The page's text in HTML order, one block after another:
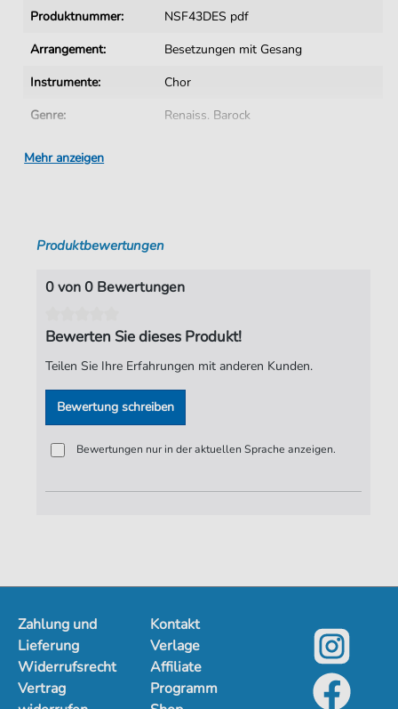
Produktnummer:
NSF43DES pdf
Arrangement:
Besetzungen mit Gesang
Instrumente:
Chor
Genre:
Renaiss. Barock
Ära:
Tonart:
Autoren:
Franck
Verlag:
Notensatz S. Fischer
Mehr anzeigen
Produktbewertungen
0 von 0 Bewertungen
Bewerten Sie dieses Produkt!
Teilen Sie Ihre Erfahrungen mit anderen Kunden.
Bewertung schreiben
Bewertungen nur in der aktuellen Sprache anzeigen.
Zahlung und
Lieferung
Widerrufsrecht
Vertrag
Kontakt
Verlage
Affiliate
Programm